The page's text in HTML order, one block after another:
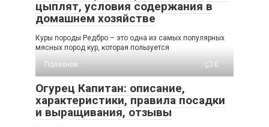
цыплят, условия содержания в
домашнем хозяйстве
Куры породы Редбро – это одна из самых популярных
мясных пород кур, которая пользуется
Полезное
0
Огурец Капитан: описание,
характеристики, правила посадки
и выращивания, отзывы